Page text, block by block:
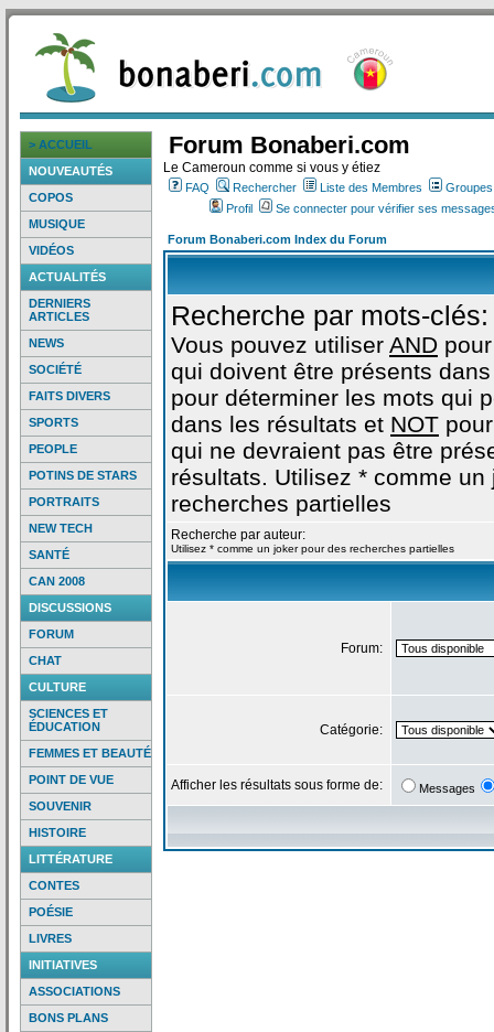
> ACCUEIL
NOUVEAUTÉS
COPOS
MUSIQUE
VIDÉOS
ACTUALITÉS
DERNIERS
ARTICLES
NEWS
SOCIÉTÉ
FAITS DIVERS
SPORTS
PEOPLE
POTINS DE STARS
PORTRAITS
NEW TECH
SANTÉ
CAN 2008
DISCUSSIONS
FORUM
CHAT
CULTURE
SCIENCES ET
ÉDUCATION
FEMMES ET BEAUTÉ
POINT DE VUE
SOUVENIR
HISTOIRE
LITTÉRATURE
CONTES
POÉSIE
LIVRES
INITIATIVES
ASSOCIATIONS
BONS PLANS
Forum Bonaberi.com
Le Cameroun comme si vous y étiez
FAQ Rechercher Liste des Membres
Profil
Se connecter pour vérifier ses
Forum Bonaberi.com Index du Forum
Recherche par mots-clés:
Vous pouvez utiliser AND
qui doivent être présents
pour déterminer les mots qui
dans les résultats et NOT
qui ne devraient pas être
résultats. Utilisez * comme un
recherches partielles
Recherche par auteur:
Utilisez * comme un joker pour des recherches partielles
Forum:
Catégorie:
Afficher les résultats sous forme de: Messages